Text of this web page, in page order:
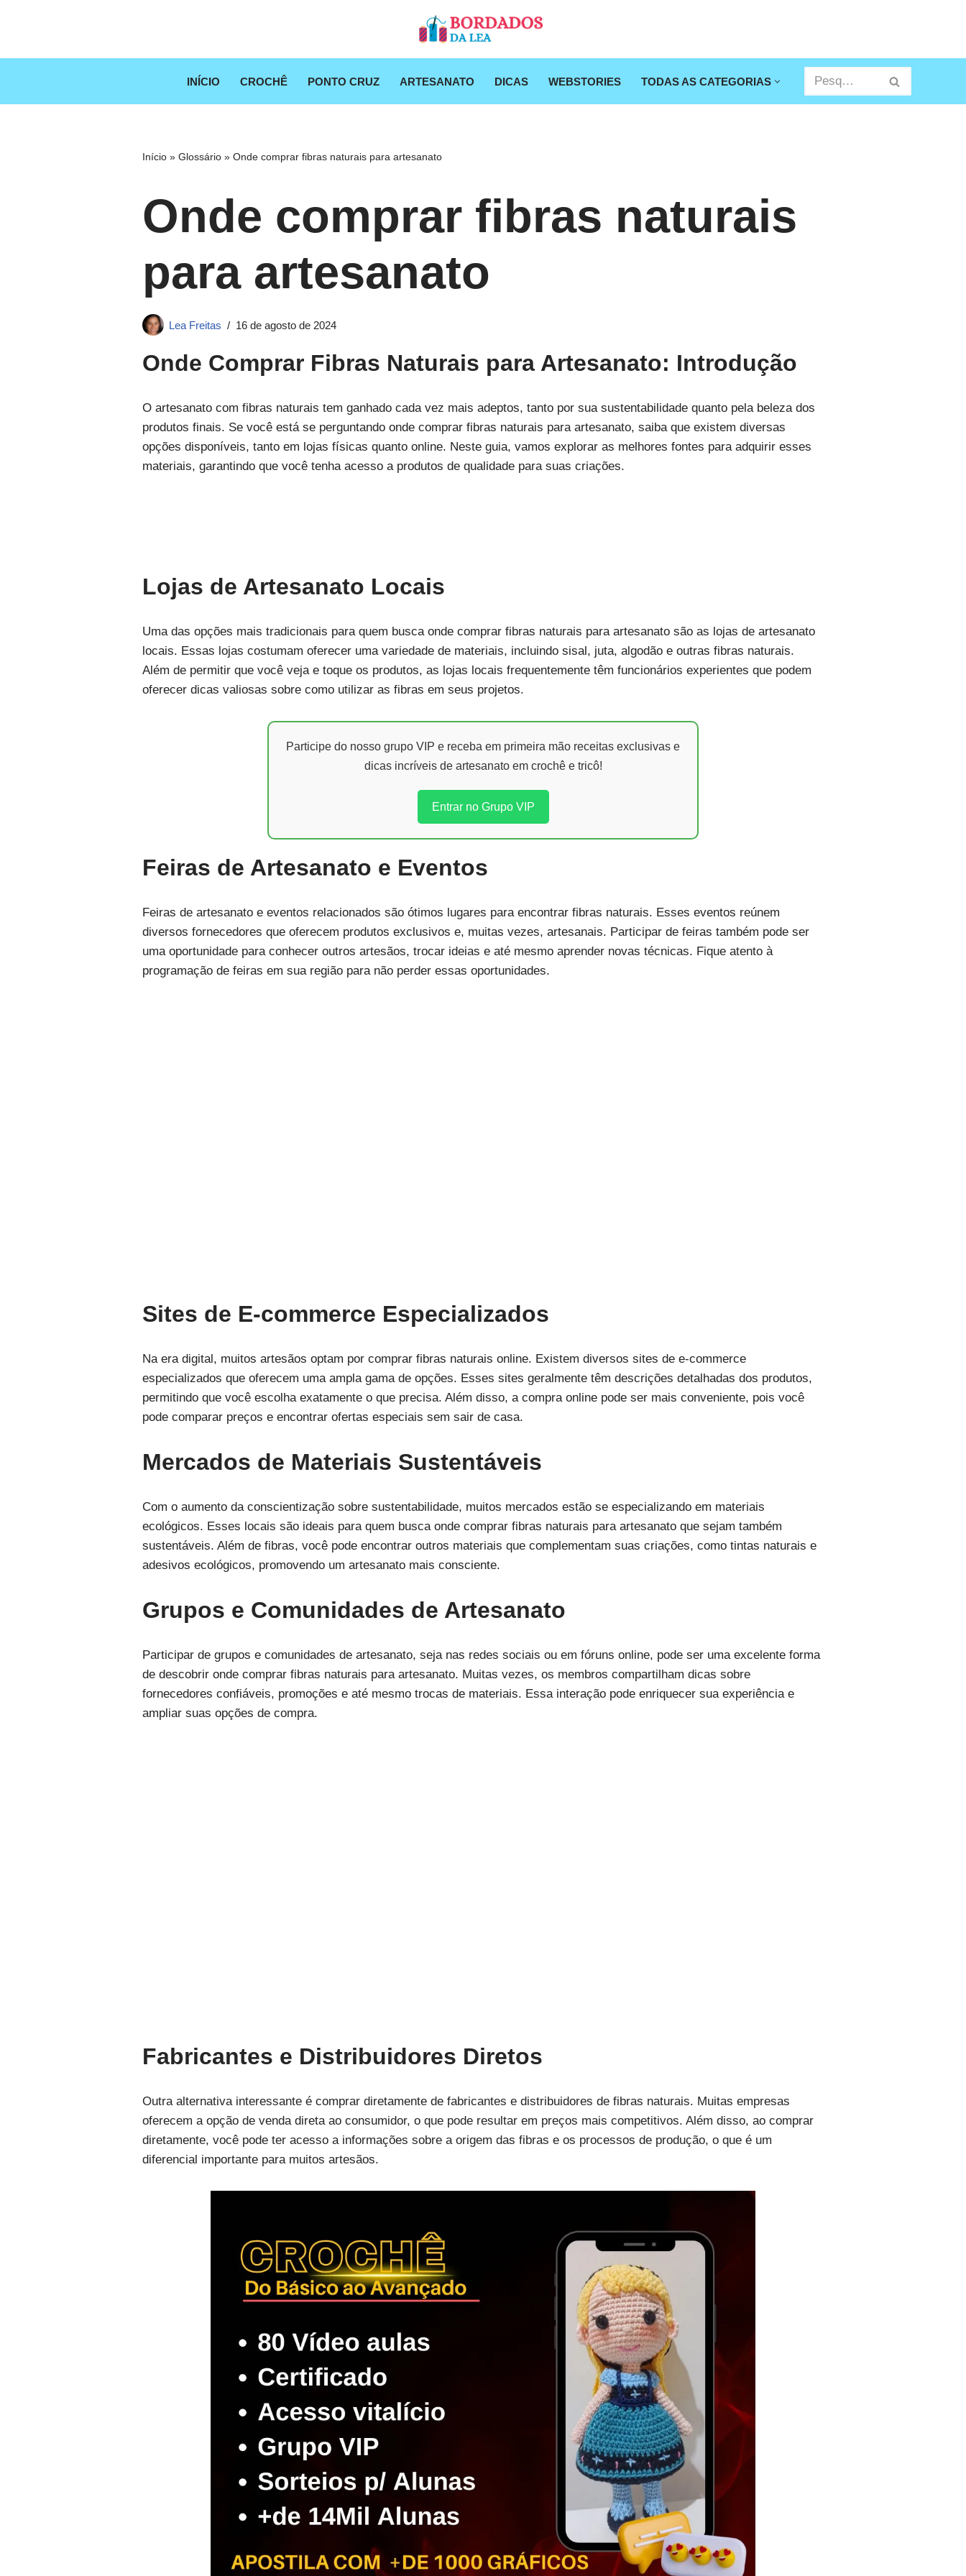
para
INÍCIO CROCHÊ PONTO CRUZ ARTESANATO DICAS WEBSTORIES TODAS AS CATEGORIAS
Início »Glossário »Onde comprar fibras naturais para artesanato
Onde comprar fibras naturais
para artesanato
Lea Freitas 16 de agosto de 2024
Onde Comprar Fibras Naturais para Artesanato: Introdução
O artesanato com fibras naturais tem ganhado cada vez mais adeptos, tanto por sua sustentabilidade quanto pela beleza dos
produtos finais. Se você está se perguntando onde comprar fibras naturais para artesanato, saiba que existem diversas
opções disponíveis, tanto em lojas físicas quanto online. Neste guia, vamos explorar as melhores fontes para adquirir esses
materiais, garantindo que você tenha acesso a produtos de qualidade para suas criações.
Lojas de Artesanato Locais
Uma das opções mais tradicionais para quem busca onde comprar fibras naturais para artesanato são as lojas de artesanato
locais. Essas lojas costumam oferecer uma variedade de materiais, incluindo sisal, juta, algodão e outras fibras naturais.
Além de permitir que você veja e toque os produtos, as lojas locais frequentemente têm funcionários experientes que podem
oferecer dicas valiosas sobre como utilizar as fibras em seus projetos.
Participe do nosso grupo VIP e receba em primeira mão receitas exclusivas e
dicas incríveis de artesanato em crochê e tricô!
Entrar no Grupo VIP
Feiras de Artesanato e Eventos
Feiras de artesanato e eventos relacionados são ótimos lugares para encontrar fibras naturais. Esses eventos reúnem
diversos fornecedores que oferecem produtos exclusivos e, muitas vezes, artesanais. Participar de feiras também pode ser
uma oportunidade para conhecer outros artesãos, trocar ideias e até mesmo aprender novas técnicas. Fique atento à
programação de feiras em sua região para não perder essas oportunidades.
Sites de E-commerce Especializados
Na era digital, muitos artesãos optam por comprar fibras naturais online. Existem diversos sites de e-commerce
especializados que oferecem uma ampla gama de opções. Esses sites geralmente têm descrições detalhadas dos produtos,
permitindo que você escolha exatamente o que precisa. Além disso, a compra online pode ser mais conveniente, pois você
pode comparar preços e encontrar ofertas especiais sem sair de casa.
Mercados de Materiais Sustentáveis
Com o aumento da conscientização sobre sustentabilidade, muitos mercados estão se especializando em materiais
ecológicos. Esses locais são ideais para quem busca onde comprar fibras naturais para artesanato que sejam também
sustentáveis. Além de fibras, você pode encontrar outros materiais que complementam suas criações, como tintas naturais e
adesivos ecológicos, promovendo um artesanato mais consciente.
Grupos e Comunidades de Artesanato
Participar de grupos e comunidades de artesanato, seja nas redes sociais ou em fóruns online, pode ser uma excelente forma
de descobrir onde comprar fibras naturais para artesanato. Muitas vezes, os membros compartilham dicas sobre
fornecedores confiáveis, promoções e até mesmo trocas de materiais. Essa interação pode enriquecer sua experiência e
ampliar suas opções de compra.
Fabricantes e Distribuidores Diretos
Outra alternativa interessante é comprar diretamente de fabricantes e distribuidores de fibras naturais. Muitas empresas
oferecem a opção de venda direta ao consumidor, o que pode resultar em preços mais competitivos. Além disso, ao comprar
diretamente, você pode ter acesso a informações sobre a origem das fibras e os processos de produção, o que é um
diferencial importante para muitos artesãos.